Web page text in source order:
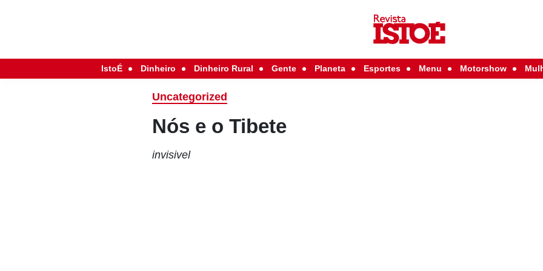
IstoÉ Dinheiro Dinheiro Rural Gente Planeta Esportes Menu Motorshow
Uncategorized
Nós e o Tibete
invisivel